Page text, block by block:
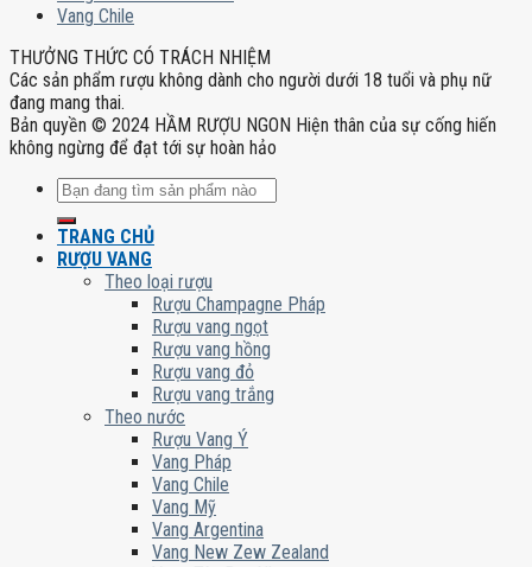
Vang Chile
THƯỞNG THỨC CÓ TRÁCH NHIỆM
Các sản phẩm rượu không dành cho người dưới 18 tuổi và phụ nữ
đang mang thai.
Bản quyền © 2024 HẦM RƯỢU NGON Hiện thân của sự cống hiến
không ngừng để đạt tới sự hoàn hảo
Tìm
kiếm:
TRANG CHỦ
RƯỢU VANG
Theo loại rượu
Rượu Champagne Pháp
Rượu vang ngọt
Rượu vang hồng
Rượu vang đỏ
Rượu vang trắng
Theo nước
Rượu Vang Ý
Vang Pháp
Vang Chile
Vang Mỹ
Vang Argentina
Vang New Zew Zealand